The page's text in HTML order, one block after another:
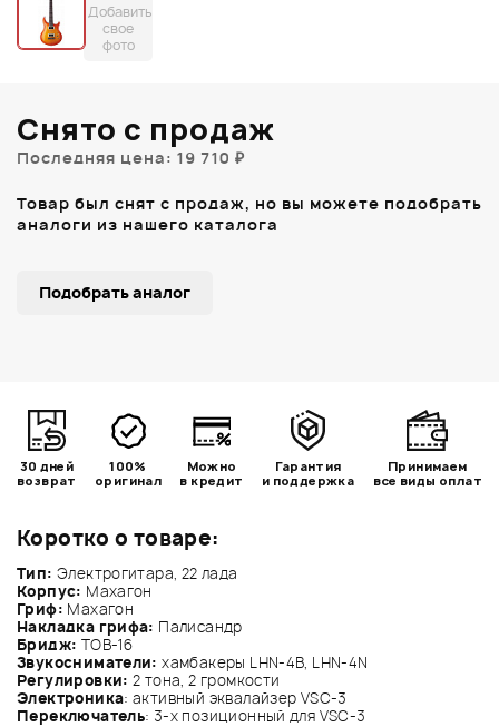
Добавить
свое
фото
Коротко о товаре:
Тип: Электрогитара, 22 лада
Корпус: Махагон
Гриф: Махагон
Накладка грифа: Палисандр
Бридж: TOB-16
Звукосниматели: хамбакеры LHN-4B, LHN-4N
Регулировки: 2 тона, 2 громкости
Электроника: активный эквалайзер VSC-3
Переключатель: 3-х позиционный для VSC-3
Снято с продаж
Последняя цена: 19 710 ₽
Товар был снят с продаж, но вы можете подобрать
аналоги из нашего каталога
Подобрать аналог
30 дней
возврат
100%
оригинал
Можно
в кредит
Гарантия
и поддержка
Принимаем
все виды оплат